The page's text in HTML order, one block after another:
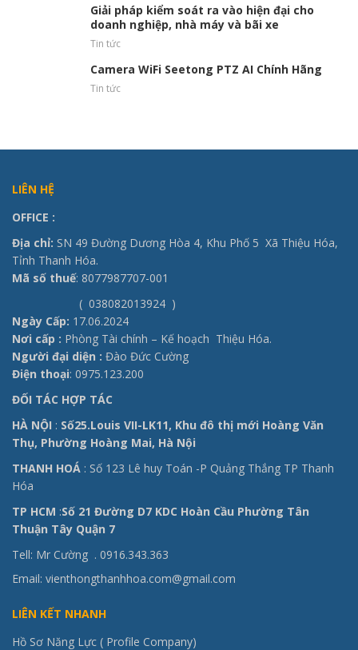
Giải pháp kiểm soát ra vào hiện đại cho
doanh nghiệp, nhà máy và bãi xe
Tin tức
Camera WiFi Seetong PTZ AI Chính Hãng
Tin tức
LIÊN HỆ
OFFICE :
Địa chỉ: SN 49 Đường Dương Hòa 4, Khu Phố 5 Xã Thiệu Hóa,
Tỉnh Thanh Hóa.
Mã số thuế: 8077987707-001
( 038082013924 )
Ngày Cấp: 17.06.2024
Nơi cấp : Phòng Tài chính – Kế hoạch Thiệu Hóa.
Người đại diện : Đào Đức Cường
Điện thoại: 0975.123.200
ĐỐI TÁC HỢP TÁC
HÀ NỘI : Số25.Louis VII-LK11, Khu đô thị mới Hoàng Văn
Thụ, Phường Hoàng Mai, Hà Nội
THANH HOÁ : Số 123 Lê huy Toán -P Quảng Thắng TP Thanh
Hóa
TP HCM :Số 21 Đường D7 KDC Hoàn Cầu Phường Tân
Thuận Tây Quận 7
Tell: Mr Cường . 0916.343.363
Email: vienthongthanhhoa.com@gmail.com
LIÊN KẾT NHANH
Hồ Sơ Năng Lực ( Profile Company)